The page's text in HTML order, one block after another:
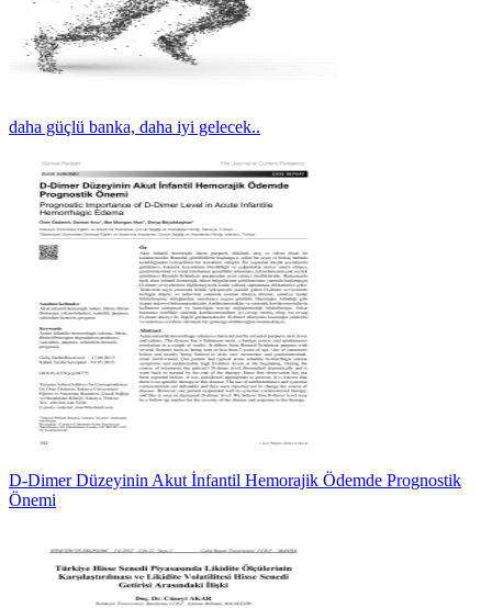
daha güçlü banka, daha iyi gelecek..
D-Dimer Düzeyinin Akut İnfantil Hemorajik Ödemde Prognostik
Önemi